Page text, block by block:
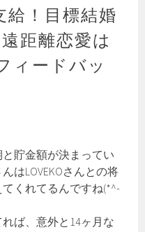
！目標結婚
距離恋愛は
ィードバッ
貯金額が決まってい
はLOVEKOさんとの将
くれてるんですね(*^-
ば、意外と14ヶ月な